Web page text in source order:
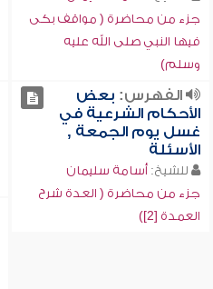
جزء من محاضرة ( مواقف بكى
فيها النبي صلى الله عليه
وسلم)
الفهرس: بعض
الأحكام الشرعية في
غسل يوم الجمعة ,
الأسئلة
للشيخ: أسامة سليمان
جزء من محاضرة ( العدة شرح
العمدة [2])